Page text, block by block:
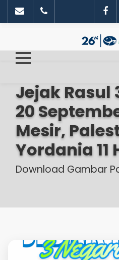
Jejak Rasul
20
Mesir,
Yordania 11
Download Gambar